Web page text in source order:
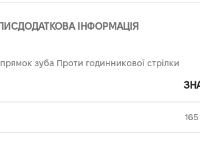
ДОДАТКОВА ІНФОРМАЦІЯ
зуба Проти годинникової стрілки
165